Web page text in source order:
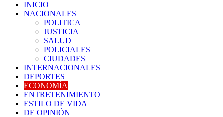
INICIO
NACIONALES
POLITICA
JUSTICIA
SALUD
POLICIALES
CIUDADES
INTERNACIONALES
DEPORTES
ECONOMÍA
ENTRETENIMIENTO
ESTILO DE VIDA
DE OPINIÓN